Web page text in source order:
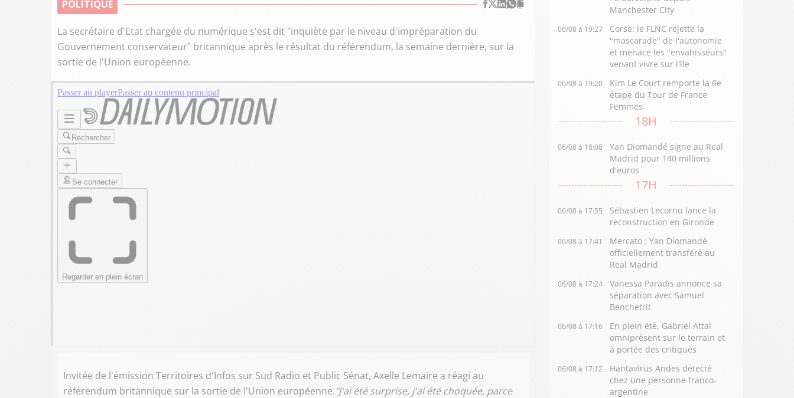
POLITIQUE
La secrétaire d'Etat chargée du numérique s'est dit "inquiète par le niveau d'impréparation du
Gouvernement conservateur" britannique après le résultat du référendum, la semaine dernière, sur la
sortie de l'Union européenne.
Invitée de l'émission Territoires d'Infos sur Sud Radio et Public Sénat, Axelle Lemaire a réagi au
référendum britannique sur la sortie de l'Union européenne."J'ai été surprise, j'ai été choquée, parce
Manchester City
06/08 à 19:27
Corse: le FLNC rejette la
"mascarade" de l'autonomie
et menace les "envahisseurs"
venant vivre sur l'île
06/08 à 19:20
Kim Le Court remporte la 6e
étape du Tour de France
Femmes
18H
06/08 à 18:08
Yan Diomandé signe au Real
Madrid pour 140 millions
d'euros
17H
06/08 à 17:55
Sébastien Lecornu lance la
reconstruction en Gironde
06/08 à 17:41
Mercato : Yan Diomandé
officiellement transféré au
Real Madrid
06/08 à 17:24
Vanessa Paradis annonce sa
séparation avec Samuel
Benchetrit
06/08 à 17:16
En plein été, Gabriel Attal
omniprésent sur le terrain et
à portée des critiques
06/08 à 17:12
Hantavirus Andes détecté
chez une personne franco-
argentine